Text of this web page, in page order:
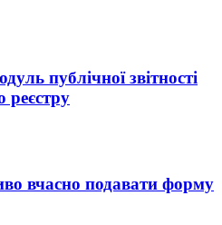
публічної звітності
реєстру
вчасно подавати форму